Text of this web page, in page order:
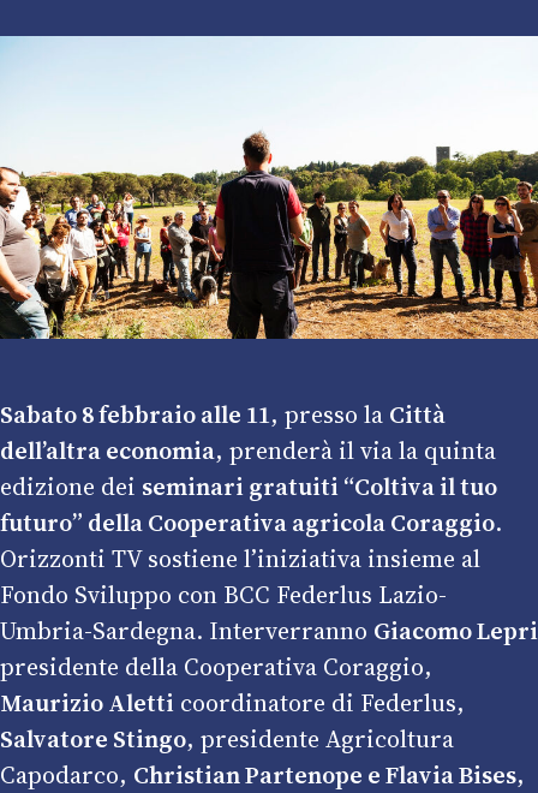
AGGIORNAMENTI
Sabato 8 febbraio alle 11, presso la Città
dell’altra economia, prenderà il via la quinta
edizione dei seminari gratuiti “Coltiva il tuo
futuro” dellaCooperativa agricola Coraggio.
Orizzonti TV sostiene l’iniziativa insieme al
Fondo Sviluppo con BCC Federlus Lazio-
Umbria-Sardegna. Interverranno Giacomo Lepri
presidente della Cooperativa Coraggio,
Maurizio Aletti coordinatore di Federlus,
Salvatore Stingo, presidente Agricoltura
Capodarco, Christian Partenope e Flavia Bises,